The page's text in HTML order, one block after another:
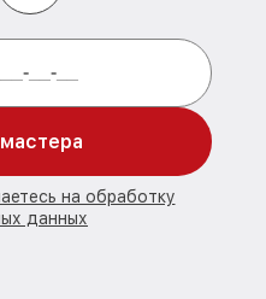
на обработку
данных